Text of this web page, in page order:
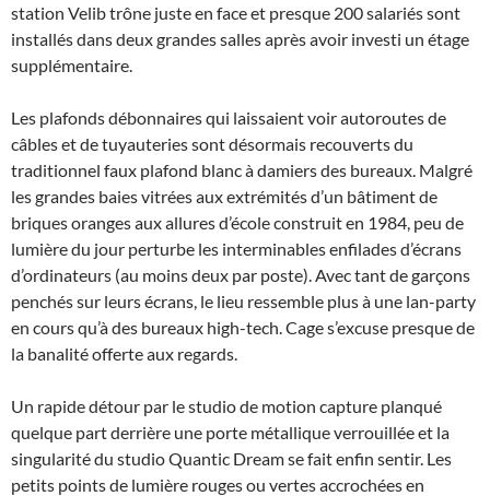
station Velib trône juste en face et presque 200 salariés sont
installés dans deux grandes salles après avoir investi un étage
supplémentaire.
Les plafonds débonnaires qui laissaient voir autoroutes de
câbles et de tuyauteries sont désormais recouverts du
traditionnel faux plafond blanc à damiers des bureaux. Malgré
les grandes baies vitrées aux extrémités d’un bâtiment de
briques oranges aux allures d’école construit en 1984, peu de
lumière du jour perturbe les interminables enfilades d’écrans
d’ordinateurs (au moins deux par poste). Avec tant de garçons
penchés sur leurs écrans, le lieu ressemble plus à une lan-party
en cours qu’à des bureaux high-tech. Cage s’excuse presque de
la banalité offerte aux regards.
Un rapide détour par le studio de motion capture planqué
quelque part derrière une porte métallique verrouillée et la
singularité du studio Quantic Dream se fait enfin sentir. Les
petits points de lumière rouges ou vertes accrochées en